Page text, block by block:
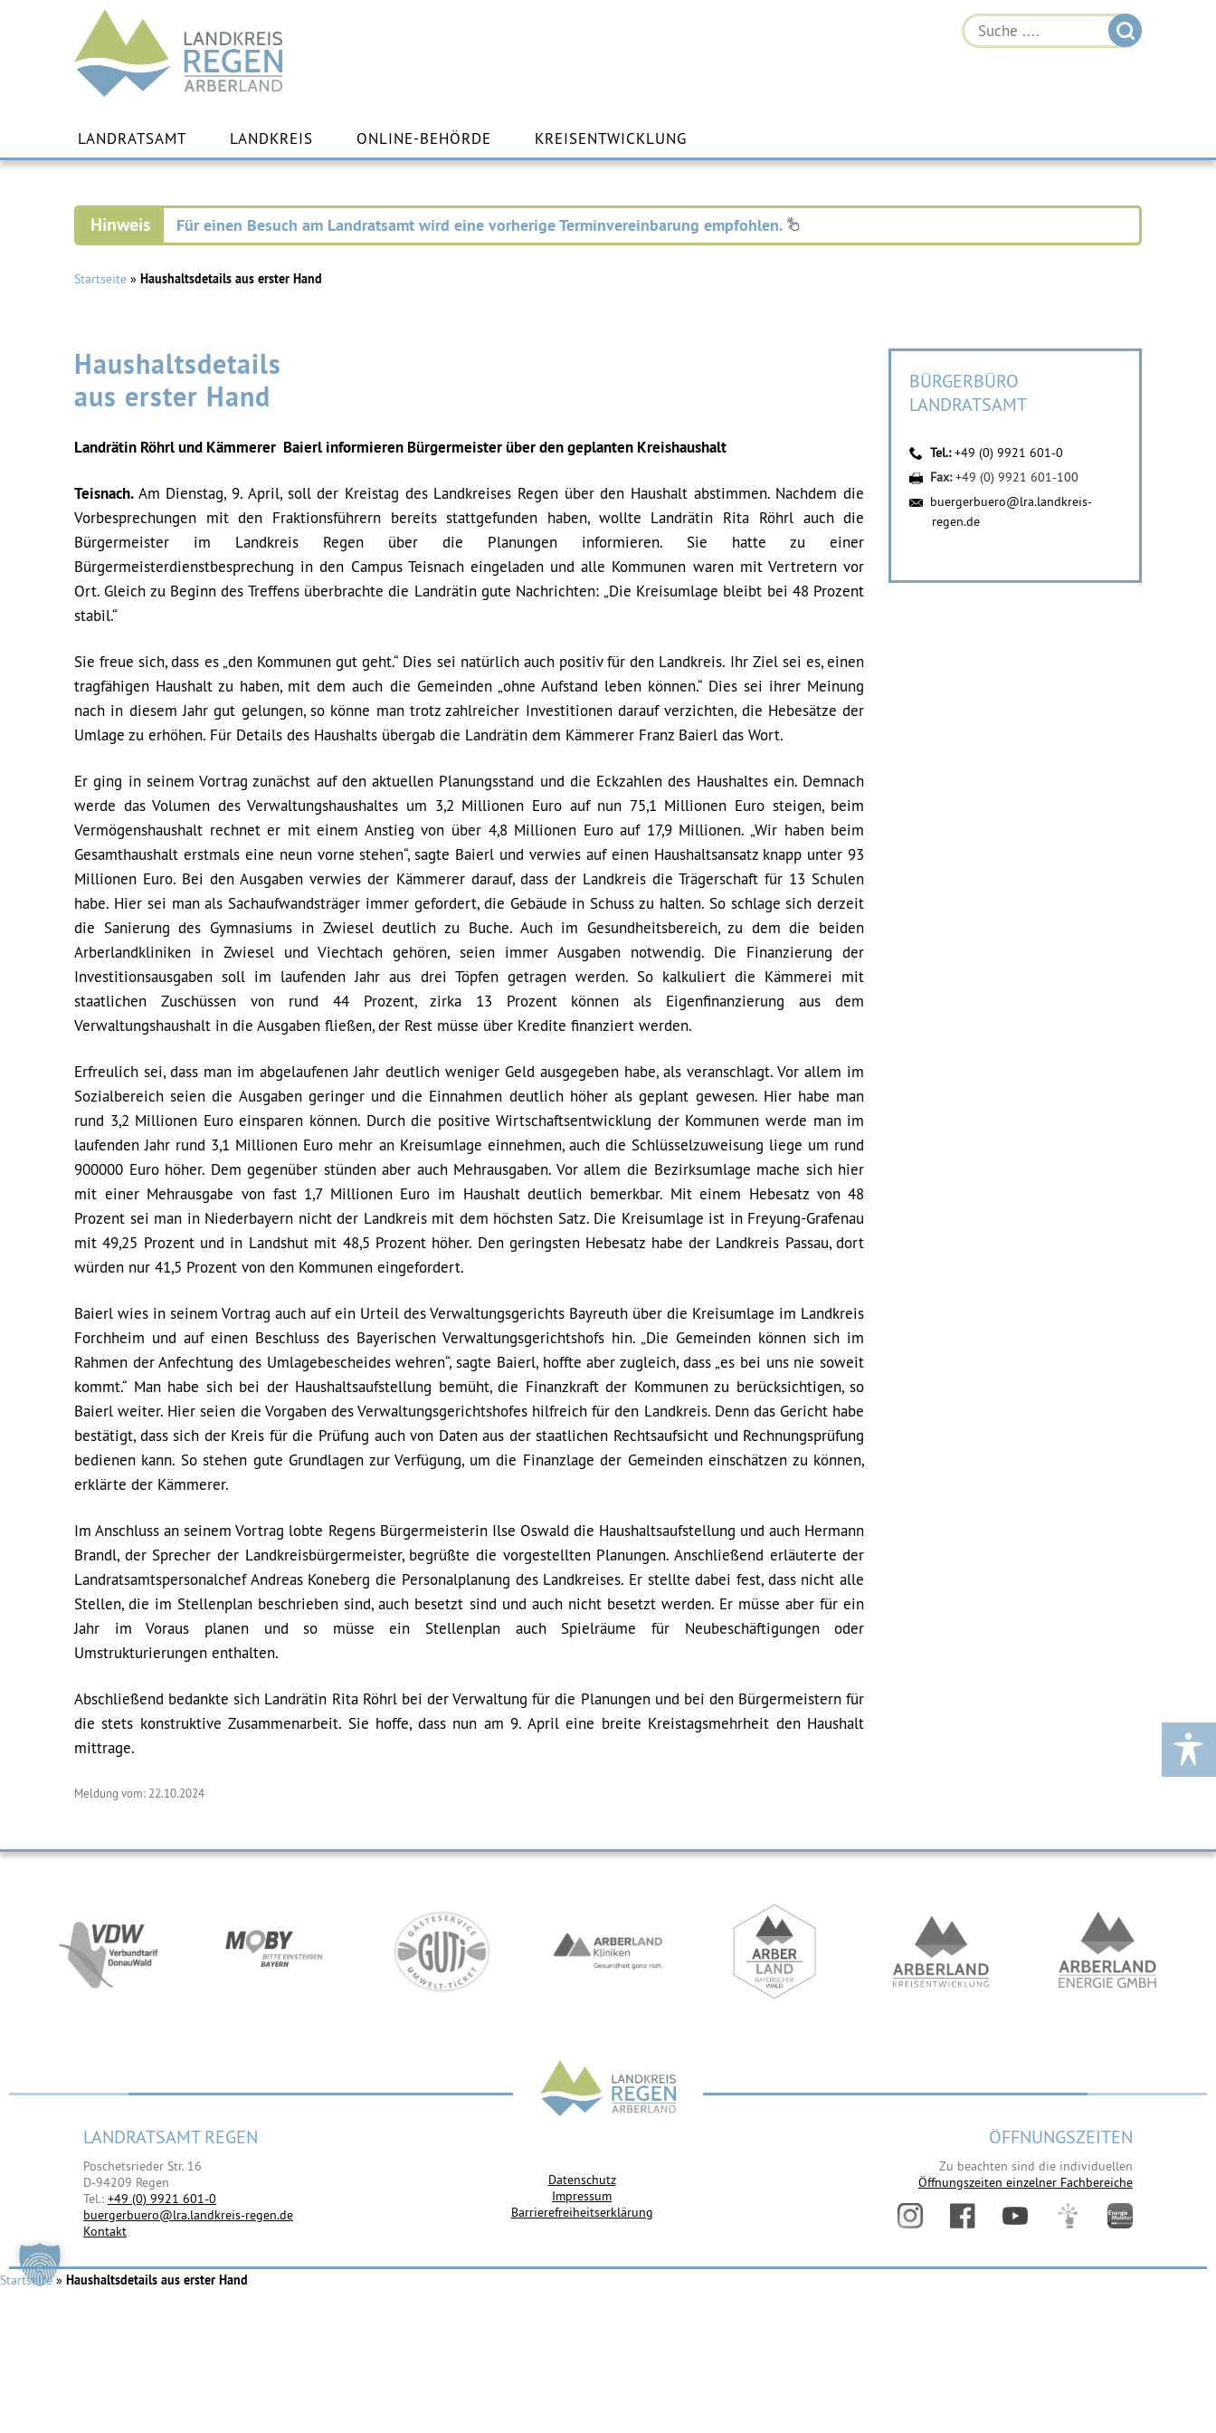
Landkreis
Regen
Inhalt
springen
LANDRATSAMT LANDKREIS ONLINE-BEHÖRDE KREISENTWICKLUNG
Für einen Besuch am Landratsamt wird eine vorherige Terminvereinbarung empfohlen.
Startseite » Haushaltsdetails aus erster Hand
Haushaltsdetails
aus erster Hand
Landrätin Röhrl und Kämmerer Baierl informieren Bürgermeister über den geplanten Kreishaushalt
Teisnach. Am Dienstag, 9. April, soll der Kreistag des Landkreises Regen über den Haushalt abstimmen. Nachdem die
Vorbesprechungen mit den Fraktionsführern bereits stattgefunden haben, wollte Landrätin Rita Röhrl auch die
Bürgermeister im Landkreis Regen über die Planungen informieren. Sie hatte zu einer
Bürgermeisterdienstbesprechung in den Campus Teisnach eingeladen und alle Kommunen waren mit Vertretern vor
Ort. Gleich zu Beginn des Treffens überbrachte die Landrätin gute Nachrichten: „Die Kreisumlage bleibt bei 48 Prozent
stabil.“
Sie freue sich, dass es „den Kommunen gut geht.“ Dies sei natürlich auch positiv für den Landkreis. Ihr Ziel sei es, einen
tragfähigen Haushalt zu haben, mit dem auch die Gemeinden „ohne Aufstand leben können.“ Dies sei ihrer Meinung
nach in diesem Jahr gut gelungen, so könne man trotz zahlreicher Investitionen darauf verzichten, die Hebesätze der
Umlage zu erhöhen. Für Details des Haushalts übergab die Landrätin dem Kämmerer Franz Baierl das Wort.
Er ging in seinem Vortrag zunächst auf den aktuellen Planungsstand und die Eckzahlen des Haushaltes ein. Demnach
werde das Volumen des Verwaltungshaushaltes um 3,2 Millionen Euro auf nun 75,1 Millionen Euro steigen, beim
Vermögenshaushalt rechnet er mit einem Anstieg von über 4,8 Millionen Euro auf 17,9 Millionen. „Wir haben beim
Gesamthaushalt erstmals eine neun vorne stehen“, sagte Baierl und verwies auf einen Haushaltsansatz knapp unter 93
Millionen Euro. Bei den Ausgaben verwies der Kämmerer darauf, dass der Landkreis die Trägerschaft für 13 Schulen
habe. Hier sei man als Sachaufwandsträger immer gefordert, die Gebäude in Schuss zu halten. So schlage sich derzeit
die Sanierung des Gymnasiums in Zwiesel deutlich zu Buche. Auch im Gesundheitsbereich, zu dem die beiden
Arberlandkliniken in Zwiesel und Viechtach gehören, seien immer Ausgaben notwendig. Die Finanzierung der
Investitionsausgaben soll im laufenden Jahr aus drei Töpfen getragen werden. So kalkuliert die Kämmerei mit
staatlichen Zuschüssen von rund 44 Prozent, zirka 13 Prozent können als Eigenfinanzierung aus dem
Verwaltungshaushalt in die Ausgaben fließen, der Rest müsse über Kredite finanziert werden.
Erfreulich sei, dass man im abgelaufenen Jahr deutlich weniger Geld ausgegeben habe, als veranschlagt. Vor allem im
Sozialbereich seien die Ausgaben geringer und die Einnahmen deutlich höher als geplant gewesen. Hier habe man
rund 3,2 Millionen Euro einsparen können. Durch die positive Wirtschaftsentwicklung der Kommunen werde man im
laufenden Jahr rund 3,1 Millionen Euro mehr an Kreisumlage einnehmen, auch die Schlüsselzuweisung liege um rund
900000 Euro höher. Dem gegenüber stünden aber auch Mehrausgaben. Vor allem die Bezirksumlage mache sich hier
mit einer Mehrausgabe von fast 1,7 Millionen Euro im Haushalt deutlich bemerkbar. Mit einem Hebesatz von 48
Prozent sei man in Niederbayern nicht der Landkreis mit dem höchsten Satz. Die Kreisumlage ist in Freyung-Grafenau
mit 49,25 Prozent und in Landshut mit 48,5 Prozent höher. Den geringsten Hebesatz habe der Landkreis Passau, dort
würden nur 41,5 Prozent von den Kommunen eingefordert.
Baierl wies in seinem Vortrag auch auf ein Urteil des Verwaltungsgerichts Bayreuth über die Kreisumlage im Landkreis
Forchheim und auf einen Beschluss des Bayerischen Verwaltungsgerichtshofs hin. „Die Gemeinden können sich im
Rahmen der Anfechtung des Umlagebescheides wehren“, sagte Baierl, hoffte aber zugleich, dass „es bei uns nie soweit
kommt.“ Man habe sich bei der Haushaltsaufstellung bemüht, die Finanzkraft der Kommunen zu berücksichtigen, so
Baierl weiter. Hier seien die Vorgaben des Verwaltungsgerichtshofes hilfreich für den Landkreis. Denn das Gericht habe
bestätigt, dass sich der Kreis für die Prüfung auch von Daten aus der staatlichen Rechtsaufsicht und Rechnungsprüfung
bedienen kann. So stehen gute Grundlagen zur Verfügung, um die Finanzlage der Gemeinden einschätzen zu können,
erklärte der Kämmerer.
Im Anschluss an seinem Vortrag lobte Regens Bürgermeisterin Ilse Oswald die Haushaltsaufstellung und auch Hermann
Brandl, der Sprecher der Landkreisbürgermeister, begrüßte die vorgestellten Planungen. Anschließend erläuterte der
Landratsamtspersonalchef Andreas Koneberg die Personalplanung des Landkreises. Er stellte dabei fest, dass nicht alle
Stellen, die im Stellenplan beschrieben sind, auch besetzt sind und auch nicht besetzt werden. Er müsse aber für ein
Jahr im Voraus planen und so müsse ein Stellenplan auch Spielräume für Neubeschäftigungen oder
Umstrukturierungen enthalten.
Abschließend bedankte sich Landrätin Rita Röhrl bei der Verwaltung für die Planungen und bei den Bürgermeistern für
die stets konstruktive Zusammenarbeit. Sie hoffe, dass nun am 9. April eine breite Kreistagsmehrheit den Haushalt
mittrage.
Meldung vom: 22.10.2024
BÜRGERBÜRO
LANDRATSAMT
Tel.:+49 (0) 9921 601-0
Fax:+49 (0) 9921 601-100
buergerbuero@lra.landkreis-
regen.de
LANDRATSAMT REGEN
Poschetsrieder Str. 16
D-94209 Regen
Tel.: +49 (0) 9921 601-0
buergerbuero@lra.landkreis-regen.de
Kontakt
Datenschutz
Impressum
Barrierefreiheitserklärung
ÖFFNUNGSZEITEN
Zu beachten sind die individuellen
Öffnungszeiten einzelner Fachbereiche
Startseite» Haushaltsdetails aus erster Hand